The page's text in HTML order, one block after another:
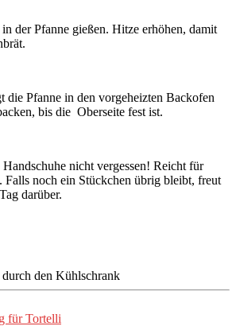
der Pfanne gießen. Hitze erhöhen, damit
die Pfanne in den vorgeheizten Backofen
bis die Oberseite fest ist.
nicht vergessen! Reicht für
Falls noch ein Stückchen übrig bleibt, freut
darüber.
den Kühlschrank
für Tortelli